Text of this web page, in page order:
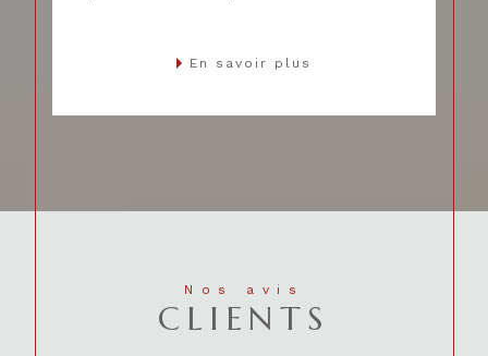
En savoir plus
Nos avis
CLIENTS